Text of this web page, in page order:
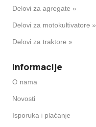
Delovi za agregate »
Delovi za motokultivatore »
Delovi za traktore »
Informacije
O nama
Novosti
Isporuka i plaćanje